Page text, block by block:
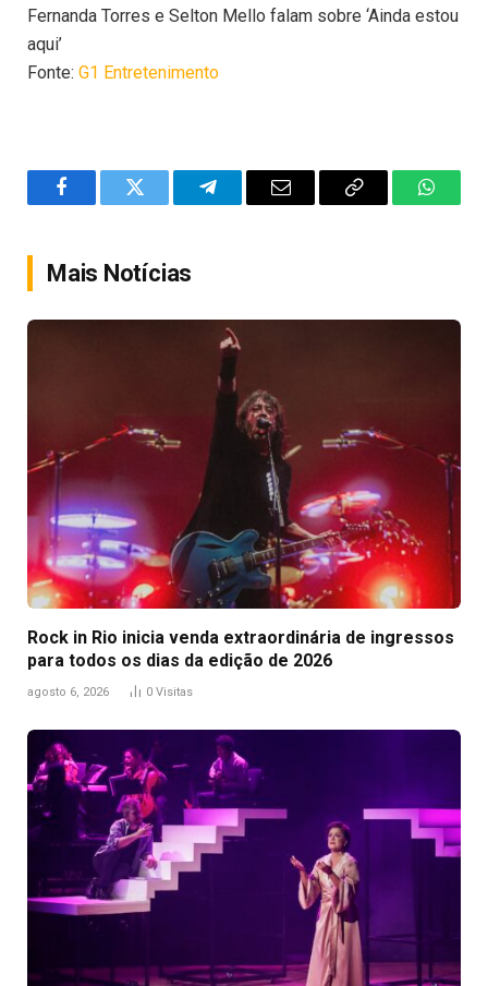
Fernanda Torres e Selton Mello falam sobre ‘Ainda estou
aqui’
Fonte: G1 Entretenimento
FacebookTwitter TelegramEmail
Copy
Mais Notícias
Rock in Rio inicia venda extraordinária de ingressos
para todos os dias da edição de 2026
agosto 6, 2026 0 Visitas